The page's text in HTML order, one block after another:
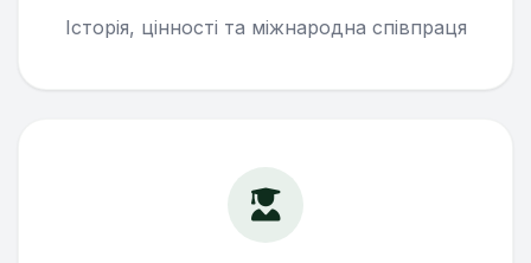
Історія, цінності та міжнародна співпраця